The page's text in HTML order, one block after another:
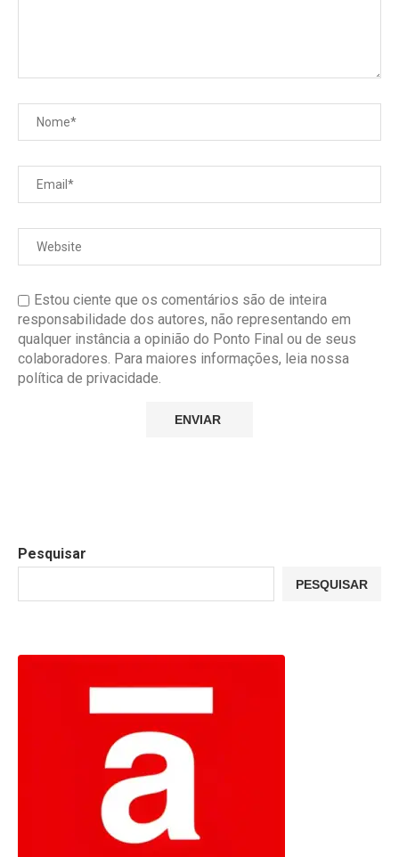
Estou ciente que os comentários são de inteira
responsabilidade dos autores, não representando em
qualquer instância a opinião do Ponto Final ou de seus
colaboradores. Para maiores informações, leia nossa
política de privacidade.
Pesquisar
PESQUISAR